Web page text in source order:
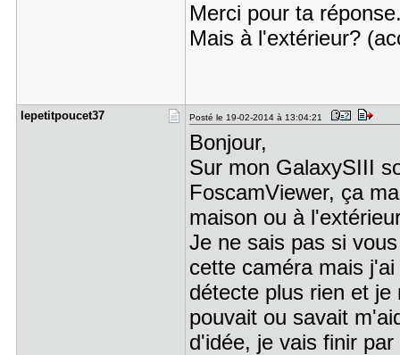
Merci pour ta
Mais à l'extérieur?
lepetitpou​cet37 Posté le 19-02-2014 à 13:04:21
Bonjour,
Sur mon GalaxySIII
FoscamViewer, ça
maison ou à
Je ne sais pas si
cette caméra mais
détecte plus rien et
pouvait ou savait
d'idée, je vais finir